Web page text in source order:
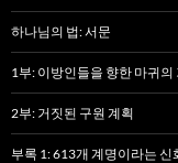
하나님의 법: 서문
1부: 이방인들을 향한 마귀의
2부: 거짓된 구원 계획
부록 1: 613개 계명이라는 신